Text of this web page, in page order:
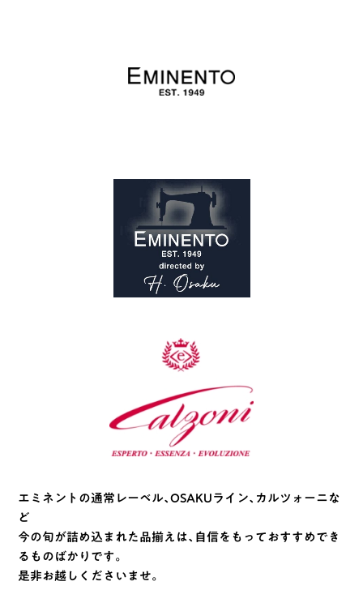
エミネントの通常レーベル、OSAKUライン、カルツォーニな
ど
今の旬が詰め込まれた品揃えは、自信をもっておすすめでき
るものばかりです。
是非お越しくださいませ。